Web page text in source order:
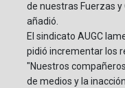
de nuestras Fuerzas y
añadió.
El sindicato AUGC
pidió incrementar los
"Nuestros
de medios y la